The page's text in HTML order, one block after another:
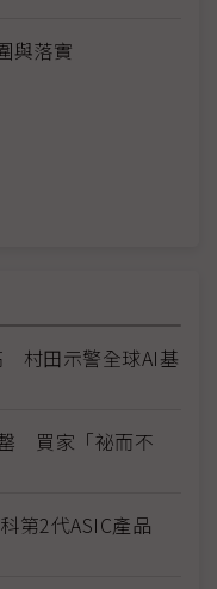
與落實
村田示警全球AI基
買家「祕而不
第2代ASIC產品